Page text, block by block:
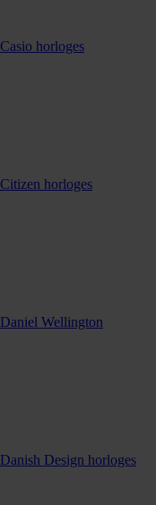
Casio horloges
Citizen horloges
Daniel Wellington
Danish Design horloges